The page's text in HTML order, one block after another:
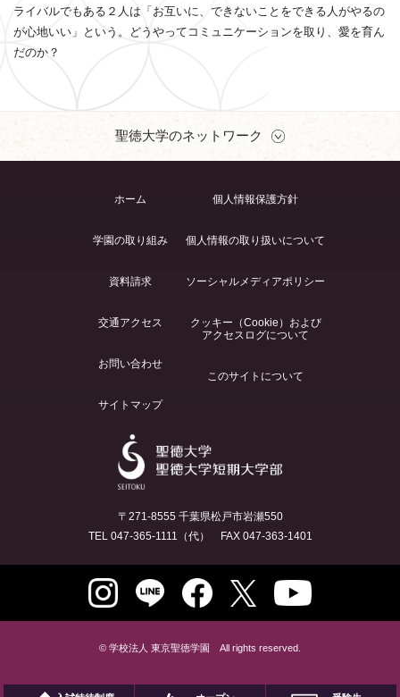
ライバルでもある２人は「お互いに、できないことをできる人がやるの
が心地いい」という。どうやってコミュニケーションを取り、愛を育ん
だのか？
聖徳大学のネットワーク
ホーム
学園の取り組み
資料請求
交通アクセス
お問い合わせ
サイトマップ
個人情報保護方針
個人情報の取り扱いについて
ソーシャルメディアポリシー
クッキー（Cookie）および
アクセスログについて
このサイトについて
〒271-8555 千葉県松戸市岩瀬550
TEL 047-365-1111（代） FAX 047-363-1401
© 学校法人 東京聖徳学園 All rights reserved.